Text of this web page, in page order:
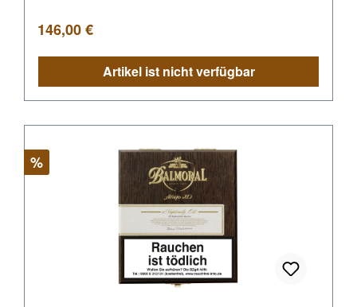
Regulärer Preis:
146,00 €
Artikel ist nicht verfügbar
Rabatt
%